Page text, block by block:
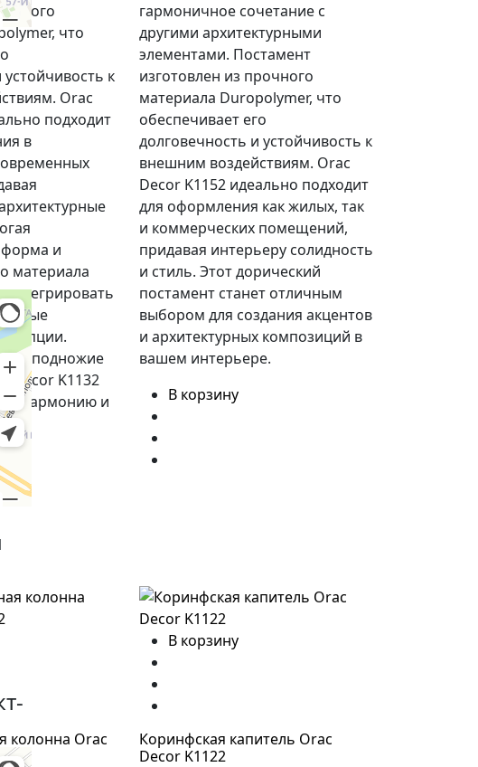
что
к
Orac
подходит
в
форма и
материала
подножие
Decor K1132
гармонию и
гармоничное сочетание с
другими архитектурными
элементами. Постамент
изготовлен из прочного
материала Duropolymer, что
обеспечивает его
долговечность и устойчивость к
внешним воздействиям. Orac
Decor K1152 идеально подходит
для оформления как жилых, так
и коммерческих помещений,
придавая интерьеру солидность
и стиль. Этот дорический
постамент станет отличным
выбором для создания акцентов
и архитектурных композиций в
вашем интерьере.
В корзину
колонна Orac
В корзину
Коринфская капитель Orac
Decor K1122